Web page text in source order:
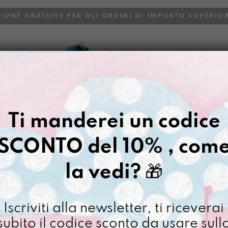
GRATUITE PER GLI ORDINI DI IMPORTO
Gazpacho Berlinese nuovo
BERLINESE
€68,00
[ Borsa a tracolla: 14 x
Berlinese
nuovo
Ti manderei un codice
del 10% ,
la vedi?🎁
Iscriviti alla newsletter, ti riceverai
il codice sconto da usare